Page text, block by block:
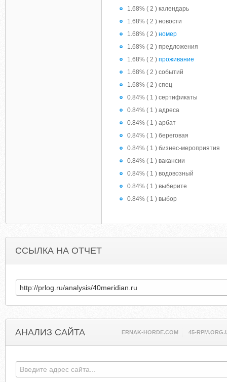
1.68% ( 2 ) календарь
1.68% ( 2 ) новости
1.68% ( 2 ) номер
1.68% ( 2 ) предложения
1.68% ( 2 ) проживание
1.68% ( 2 ) событий
1.68% ( 2 ) спец
0.84% ( 1 ) cертификаты
0.84% ( 1 ) адреса
0.84% ( 1 ) арбат
0.84% ( 1 ) береговая
0.84% ( 1 ) бизнес-мероприятия
0.84% ( 1 ) вакансии
0.84% ( 1 ) водовозный
0.84% ( 1 ) выберите
0.84% ( 1 ) выбор
ССЫЛКА НА ОТЧЕТ
АНАЛИЗ САЙТА ERNAK-HORDE.COM 45-